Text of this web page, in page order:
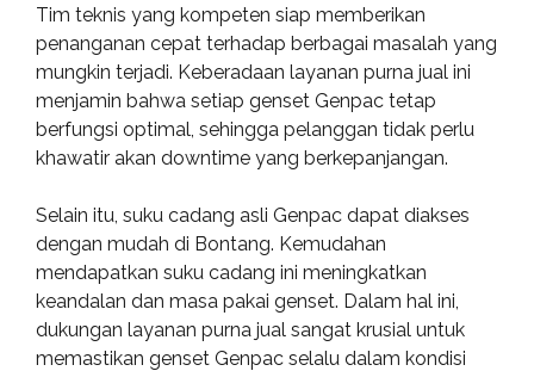
Tim teknis yang kompeten siap memberikan
penanganan cepat terhadap berbagai masalah yang
mungkin terjadi. Keberadaan layanan purna jual ini
menjamin bahwa setiap genset Genpac tetap
berfungsi optimal, sehingga pelanggan tidak perlu
khawatir akan downtime yang berkepanjangan.
Selain itu, suku cadang asli Genpac dapat diakses
dengan mudah di Bontang. Kemudahan
mendapatkan suku cadang ini meningkatkan
keandalan dan masa pakai genset. Dalam hal ini,
dukungan layanan purna jual sangat krusial untuk
memastikan genset Genpac selalu dalam kondisi